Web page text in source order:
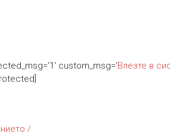
custom_msg='Влезте в
/